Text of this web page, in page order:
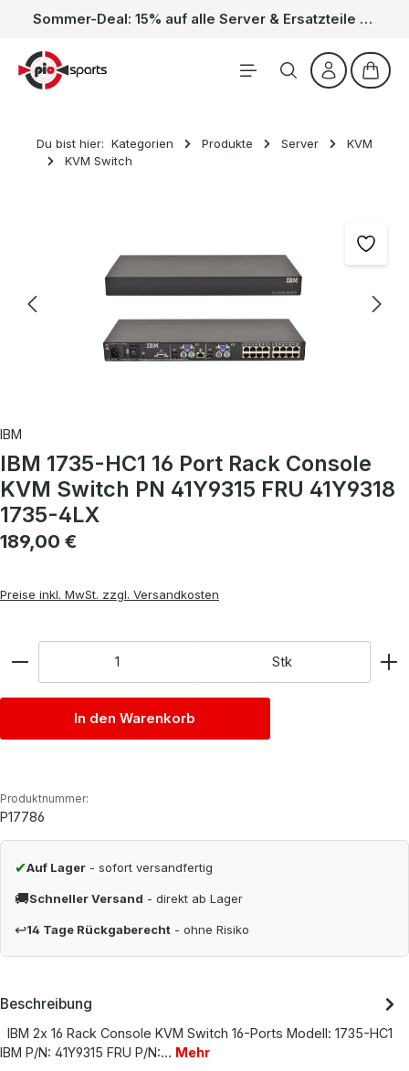
Zum Hauptinhalt springen Sommer-Deal: 15% auf alle Server & Ersatzteile – Kein Code nötig, der Rabatt wird automatisch im Warenkorb abgezogen. Gültig vom 01.06. bis 31.08.
Du bist hier: Kategorien Produkte Server
KVM
KVM Switch
IBM
IBM 1735-HC1 16 Port Rack Console
KVM Switch PN 41Y9315 FRU 41Y9318
1735-4LX
Regulärer Preis:
189,00 €
Preise inkl. MwSt. zzgl. Versandkosten
Stk
In den Warenkorb
Produktnummer:
P17786
✔Auf Lager - sofort versandfertig
🚚Schneller Versand - direkt ab Lager
↩14 Tage Rückgaberecht - ohne Risiko
Beschreibung
IBM 2x 16 Rack Console KVM Switch 16-Ports Modell: 1735-HC1
IBM P/N: 41Y9315 FRU P/N:… Mehr